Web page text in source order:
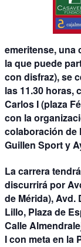
emeritense, una
la que puede
con disfraz), se
las 11.30 horas,
Carlos I (plaza
con la
colaboración de
Guillen Sport y
La carrera
discurrirá por
de Mérida), Avd.
Lillo, Plaza de
Calle
I con meta en la